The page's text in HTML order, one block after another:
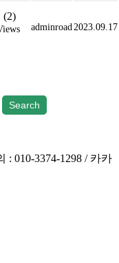
(2)
adminroad2023.09.17
Search
010-3374-1298 / 카카